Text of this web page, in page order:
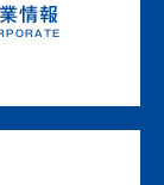
情報